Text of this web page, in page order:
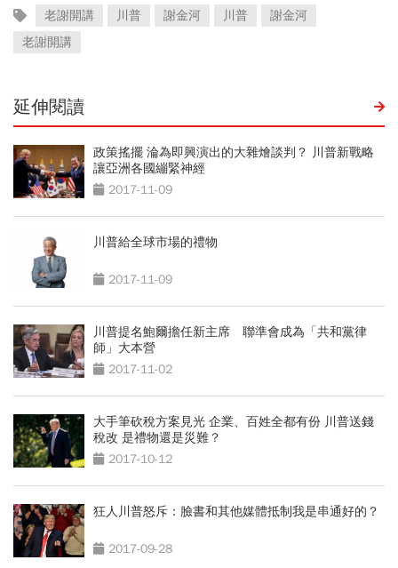
老謝開講 川普 謝金河 川普
謝金河
老謝開講
延伸閱讀
政策搖擺 淪為即興演出的大雜燴談判？ 川普新戰略
讓亞洲各國繃緊神經
2017-11-09
川普給全球市場的禮物
2017-11-09
川普提名鮑爾擔任新主席 聯準會成為「共和黨律
師」大本營
2017-11-02
大手筆砍稅方案見光 企業、百姓全都有份 川普送錢
稅改 是禮物還是災難？
2017-10-12
狂人川普怒斥：臉書和其他媒體抵制我是串通好的？
2017-09-28